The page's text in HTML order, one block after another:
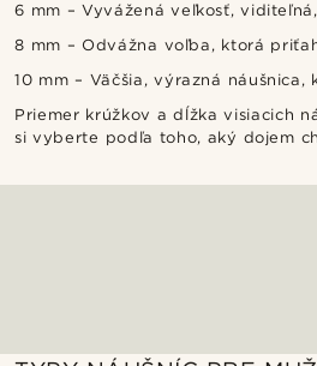
6 mm – Vyvážená veľkosť,
8 mm – Odvážna voľba, ktorá
10 mm – Väčšia, výrazná náušnica,
Priemer krúžkov a dĺžka visiacich
si vyberte podľa toho, aký dojem